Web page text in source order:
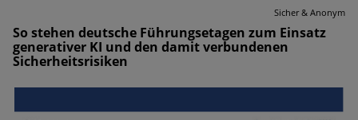
Welle an Social-Engineering-Betrugsmaschen und
Identitätsdiebstahl
Exponentiell wachsende Risiken, eine immer
Sicher & Anonym
So stehen deutsche Führungsetagen zum Einsatz
generativer KI und den damit verbundenen
Sicherheitsrisiken